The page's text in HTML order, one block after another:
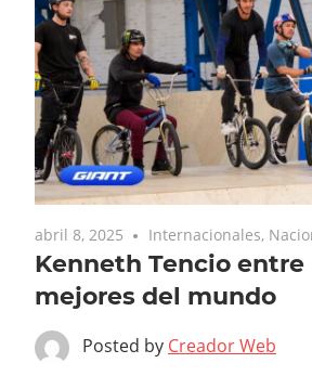
abril 8, 2025 Internacionales,
Kenneth Tencio entre
mejores del mundo
Posted by Creador Web